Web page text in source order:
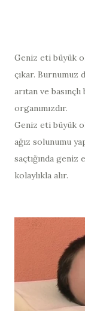
Geniz eti büyük
çıkar. Burnumuz
arıtan ve
organımızdır.
Geniz eti büyük
ağız solunumu
saçtığında geniz
kolaylıkla alır.